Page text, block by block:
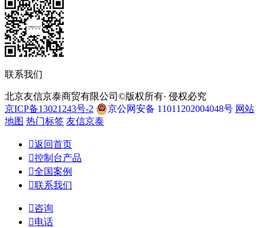
联系我们
北京友信京泰商贸有限公司©版权所有· 侵权必究
京ICP备13021243号-2
京公网安备 11011202004048号 网站
地图 热门标签 友信京泰
返回首页
控制台产品
全国案例
联系我们
咨询
电话